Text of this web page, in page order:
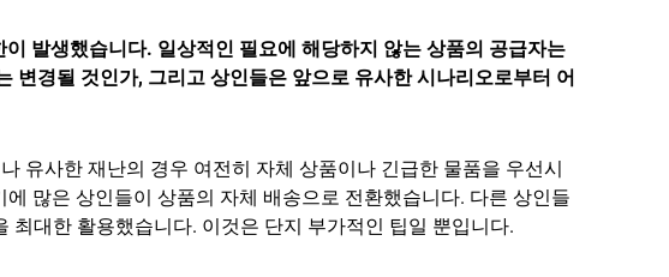
발생했습니다. 일상적인 필요에 해당하지 않는 상품의 공급자는
변경될 것인가, 그리고 상인들은 앞으로 유사한 시나리오로부터 어
유사한 재난의 경우 여전히 자체 상품이나 긴급한 물품을 우선시
많은 상인들이 상품의 자체 배송으로 전환했습니다. 다른 상인들
대한 활용했습니다. 이것은 단지 부가적인 팁일 뿐입니다.